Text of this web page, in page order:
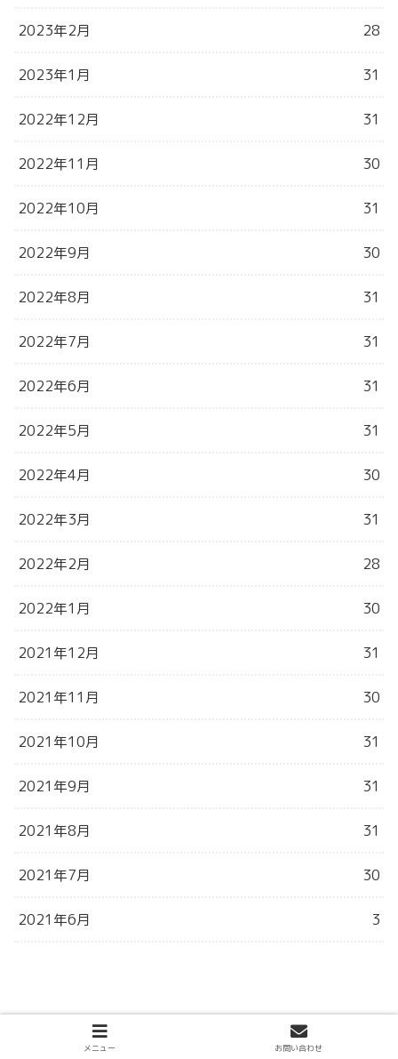
2023年2月 28
2023年1月 31
2022年12月 31
2022年11月 30
2022年10月 31
2022年9月 30
2022年8月 31
2022年7月 31
2022年6月 31
2022年5月 31
2022年4月 30
2022年3月 31
2022年2月 28
2022年1月 30
2021年12月 31
2021年11月 30
2021年10月 31
2021年9月 31
2021年8月 31
2021年7月 30
2021年6月 3
メニュー お問い合わせ